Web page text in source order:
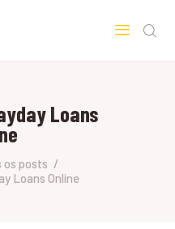
Loans
os posts
Loans Online